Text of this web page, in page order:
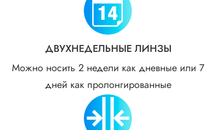
ДВУХНЕДЕЛЬНЫЕ ЛИНЗЫ
Можно носить 2 недели как дневные или 7
дней как пролонгированные